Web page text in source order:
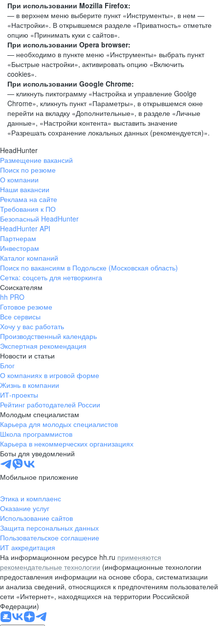
При использовании Mozilla Firefox:
— в верхнем меню выберите пункт «Инструменты», в нем —
«Настройки». В открывшемся разделе «Приватность» отметьте
опцию «Принимать куки с сайтов».
При использовании Opera browser:
— необходимо в пункте меню «Инструменты» выбрать пункт
«Быстрые настройки», активировать опцию «Включить
cookies».
При использовании Google Chrome:
— кликнуть пиктограмму «Настройка и управление Goolge
Chrome», кликнуть пункт «Параметры», в открывшемся окне
перейти на вкладку «Дополнительные», в разделе «Личные
данные», «Настройки контента» выставить значение
«Разрешать сохранение локальных данных (рекомендуется)».
HeadHunter
Размещение вакансий
Поиск по резюме
О компании
Наши вакансии
Реклама на сайте
Требования к ПО
Безопасный HeadHunter
HeadHunter API
Партнерам
Инвесторам
Каталог компаний
Поиск по вакансиям в Подольске (Московская область)
Сетка: соцсеть для нетворкинга
Соискателям
hh PRO
Готовое резюме
Все сервисы
Хочу у вас работать
Производственный календарь
Экспертная рекомендация
Новости и статьи
Блог
О компаниях в игровой форме
Жизнь в компании
ИТ-проекты
Рейтинг работодателей России
Молодым специалистам
Карьера для молодых специалистов
Школа программистов
Карьера в некоммерческих организациях
Боты для уведомлений
Мобильное приложение
Этика и комплаенс
Оказание услуг
Использование сайтов
Защита персональных данных
Пользовательское соглашение
ИТ аккредитация
На информационном ресурсе hh.ru применяются
рекомендательные технологии (информационные технологии
предоставления информации на основе сбора, систематизации
и анализа сведений, относящихся к предпочтениям пользователей
сети «Интернет», находящихся на территории Российской
Федерации)